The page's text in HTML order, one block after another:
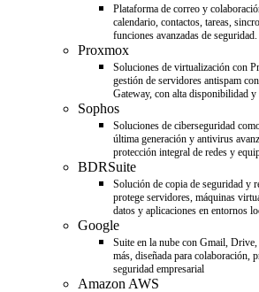
Plataforma de correo y
calendario, contactos, tareas,
funciones avanzadas de seguridad.
Proxmox
Soluciones de virtualización con
gestión de servidores antispam
Gateway, con alta disponibilidad y
Sophos
Soluciones de ciberseguridad
última generación y antivirus
protección integral de redes y
BDRSuite
Solución de copia de seguridad y
protege servidores, máquinas
datos y aplicaciones en entornos
Google
Suite en la nube con Gmail,
más, diseñada para colaboración,
seguridad empresarial
Amazon AWS